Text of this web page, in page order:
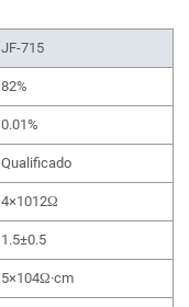
JF-715
82%
0.01%
Qualificado
4×1012Ω
1.5±0.5
5×104Ω·cm